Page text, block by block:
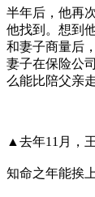
半年后，他再
他找到。想到
和妻子商量后
妻子在保险公
么能比陪父亲
▲去年11月，
知命之年能挨